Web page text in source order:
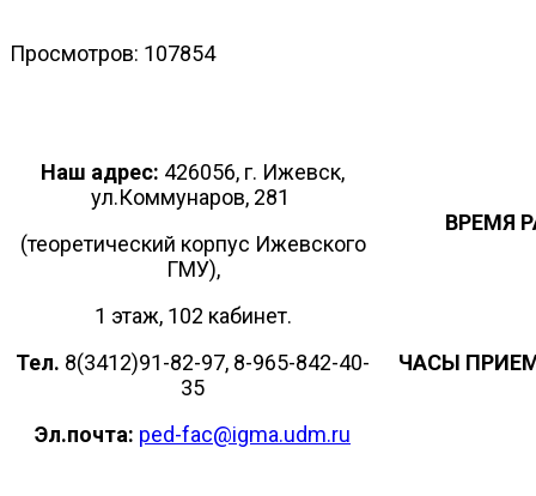
Просмотров: 107854
Наш адрес: 426056, г. Ижевск,
ул.Коммунаров, 281
(теоретический корпус Ижевского
ГМУ),
1 этаж, 102 кабинет.
Тел. 8(3412)91-82-97, 8-965-842-40-
35
Эл.почта: ped-fac@igma.udm.ru
ВРЕМЯ
ЧАСЫ